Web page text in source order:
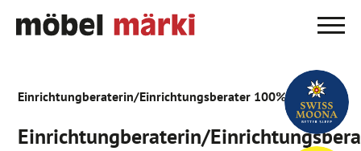
Einrichtungberaterin/Einrichtungsberater 100%
Einrichtungberaterin/